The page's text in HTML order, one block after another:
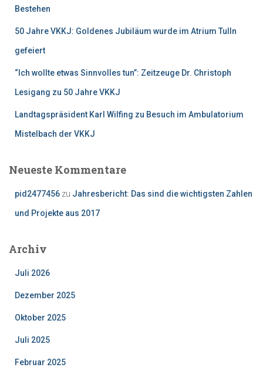
Bestehen
50 Jahre VKKJ: Goldenes Jubiläum wurde im Atrium Tulln
gefeiert
“Ich wollte etwas Sinnvolles tun”: Zeitzeuge Dr. Christoph
Lesigang zu 50 Jahre VKKJ
Landtagspräsident Karl Wilfing zu Besuch im Ambulatorium
Mistelbach der VKKJ
Neueste Kommentare
pid2477456 zu Jahresbericht: Das sind die wichtigsten Zahlen
und Projekte aus 2017
Archiv
Juli 2026
Dezember 2025
Oktober 2025
Juli 2025
Februar 2025